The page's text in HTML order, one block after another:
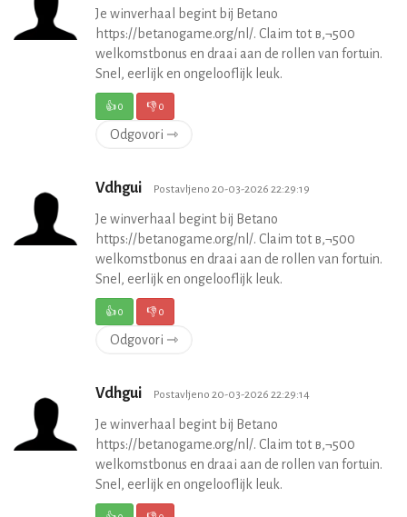
Je winverhaal begint bij Betano
https://betanogame.org/nl/. Claim tot в‚¬500
welkomstbonus en draai aan de rollen van fortuin.
Snel, eerlijk en ongelooflijk leuk.
👍0 👎0
Odgovori ⇾
Vdhgui Postavljeno 20-03-2026 22:29:19
Je winverhaal begint bij Betano
https://betanogame.org/nl/. Claim tot в‚¬500
welkomstbonus en draai aan de rollen van fortuin.
Snel, eerlijk en ongelooflijk leuk.
👍0 👎0
Odgovori ⇾
Vdhgui Postavljeno 20-03-2026 22:29:14
Je winverhaal begint bij Betano
https://betanogame.org/nl/. Claim tot в‚¬500
welkomstbonus en draai aan de rollen van fortuin.
Snel, eerlijk en ongelooflijk leuk.